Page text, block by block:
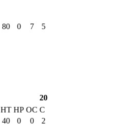
80 0 7 5
20
HT HP OC C
40 0 0 2